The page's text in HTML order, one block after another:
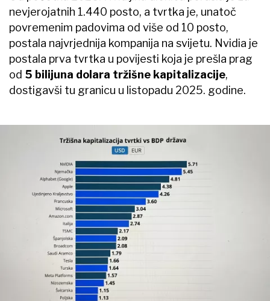
nevjerojatnih 1.440 posto, a tvrtka je, unatoč
povremenim padovima od više od 10 posto,
postala najvrjednija kompanija na svijetu. Nvidia je
postala prva tvrtka u povijesti koja je prešla prag
od 5 bilijuna dolara tržišne kapitalizacije,
dostigavši tu granicu u listopadu 2025. godine.